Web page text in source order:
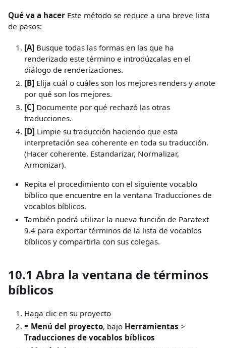
Qué va a hacer Este método se reduce a una breve lista
de pasos:
[A] Busque todas las formas en las que ha
renderizado este término e introdúzcalas en el
diálogo de renderizaciones.
[B] Elija cuál o cuáles son los mejores renders y anote
por qué son los mejores.
[C] Documente por qué rechazó las otras
traducciones.
[D] Limpie su traducción haciendo que esta
interpretación sea coherente en toda su traducción.
(Hacer coherente, Estandarizar, Normalizar,
Armonizar).
Repita el procedimiento con el siguiente vocablo
bíblico que encuentre en la ventana Traducciones de
vocablos bíblicos.
También podrá utilizar la nueva función de Paratext
9.4 para exportar términos de la lista de vocablos
bíblicos y compartirla con sus colegas.
10.1 Abra la ventana de términos
bíblicos
Haga clic en su proyecto
≡ Menú del proyecto, bajo Herramientas >
Traducciones de vocablos bíblicos